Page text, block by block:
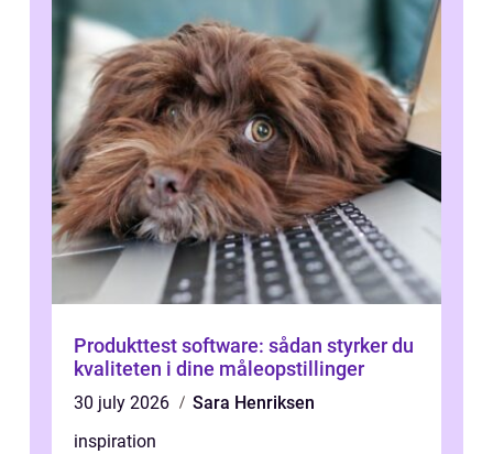
Produkttest software: sådan styrker du
kvaliteten i dine måleopstillinger
30 july 2026
Sara Henriksen
inspiration